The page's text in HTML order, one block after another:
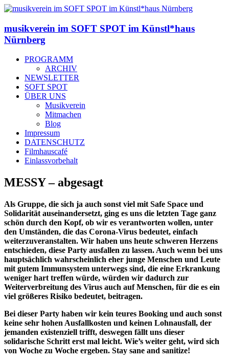
musikverein im SOFT SPOT im Künstl*haus
Nürnberg
PROGRAMM
ARCHIV
NEWSLETTER
SOFT SPOT
ÜBER UNS
Musikverein
Mitmachen
Blog
Impressum
DATENSCHUTZ
Filmhauscafé
Einlassvorbehalt
MESSY – abgesagt
Als Gruppe, die sich ja auch sonst viel mit Safe Space und
Solidarität auseinandersetzt, ging es uns die letzten Tage ganz
schön durch den Kopf, ob wir es verantworten wollen, unter
den Umständen, die das Corona-Virus bedeutet, einfach
weiterzuveranstalten. Wir haben uns heute schweren Herzens
entschieden, diese Party ausfallen zu lassen. Auch wenn bei uns
hauptsächlich wahrscheinlich eher junge Menschen und Leute
mit gutem Immunsystem unterwegs sind, die eine Erkrankung
weniger hart treffen würde, würden wir dadurch zur
Weiterverbreitung des Virus auch auf Menschen, für die es ein
viel größeres Risiko bedeutet, beitragen.
Bei dieser Party haben wir kein teures Booking und auch sonst
keine sehr hohen Ausfallkosten und keinen Lohnausfall, der
jemanden existenziell trifft, deswegen fällt uns dieser
solidarische Schritt erst mal leicht. Wie’s weiter geht, wird sich
von Woche zu Woche ergeben. Stay sane and sanitize!